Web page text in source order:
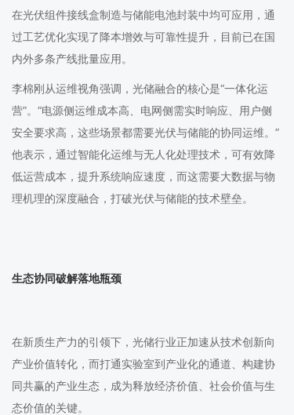
在光伏组件接线盒制造与储能电池封装中均可应用，通
过工艺优化实现了降本增效与可靠性提升，目前已在国
内外多条产线批量应用。
李棉刚从运维视角强调，光储融合的核心是“一体化运
营”。“电源侧运维成本高、电网侧需实时响应、用户侧
安全要求高，这些场景都需要光伏与储能的协同运维。”
他表示，通过智能化运维与无人化处理技术，可有效降
低运营成本，提升系统响应速度，而这需要大数据与物
理机理的深度融合，打破光伏与储能的技术壁垒。
生态协同破解落地瓶颈
在新质生产力的引领下，光储行业正加速从技术创新向
产业价值转化，而打通实验室到产业化的通道、构建协
同共赢的产业生态，成为释放经济价值、社会价值与生
态价值的关键。